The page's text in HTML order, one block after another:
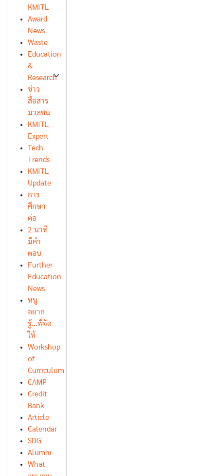
KMITL
Award
News
Waste
Education
&
Research
ข่าว
สื่อสาร
มวลชน
KMITL
Expert
Tech
Trends
KMITL
Update
การ
ศึกษา
ต่อ
2 นาที
มีคำ
ตอบ
Further
Education
News
หนู
อยาก
รู้...พี่จัด
ให้
Workshop
of
Curriculum
CAMP
Credit
Bank
Article
Calendar
SDG
Alumni
What